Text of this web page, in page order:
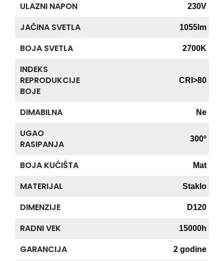
ULAZNI NAPON 230V
JAČINA SVETLA 1055lm
BOJA SVETLA 2700K
INDEKS
REPRODUKCIJE
BOJE
CRI>80
DIMABILNA Ne
UGAO
RASIPANJA
300º
BOJA KUĆIŠTA Mat
MATERIJAL Staklo
DIMENZIJE D120
RADNI VEK 15000h
GARANCIJA 2 godine